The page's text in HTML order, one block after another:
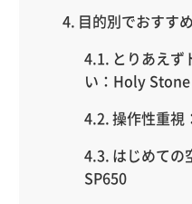
目的別でおすす
とりあえず
い：Holy
操作性重
はじめての
SP650